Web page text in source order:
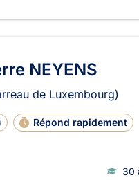
NEYENS
de Luxembourg)
Répond rapidement
30